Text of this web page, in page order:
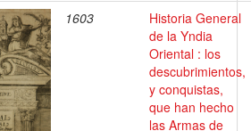
1603
Historia General
de la Yndia
Oriental : los
descubrimientos,
y conquistas,
que han hecho
las Armas de